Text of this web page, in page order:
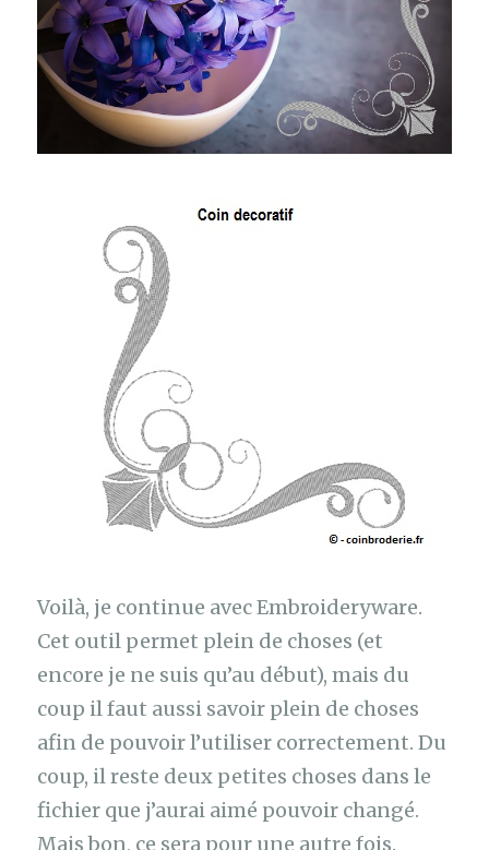
Voilà, je continue avec Embroideryware.
Cet outil permet plein de choses (et
encore je ne suis qu’au début), mais du
coup il faut aussi savoir plein de choses
afin de pouvoir l’utiliser correctement. Du
coup, il reste deux petites choses dans le
fichier que j’aurai aimé pouvoir changé.
Mais bon, ce sera pour une autre fois.